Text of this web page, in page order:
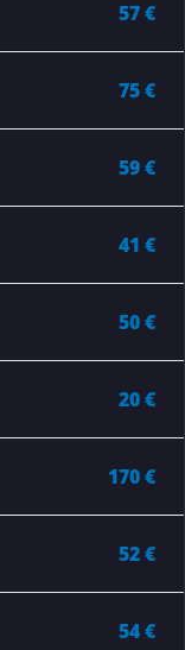
57 €
75 €
59 €
41 €
50 €
20 €
170 €
52 €
54 €